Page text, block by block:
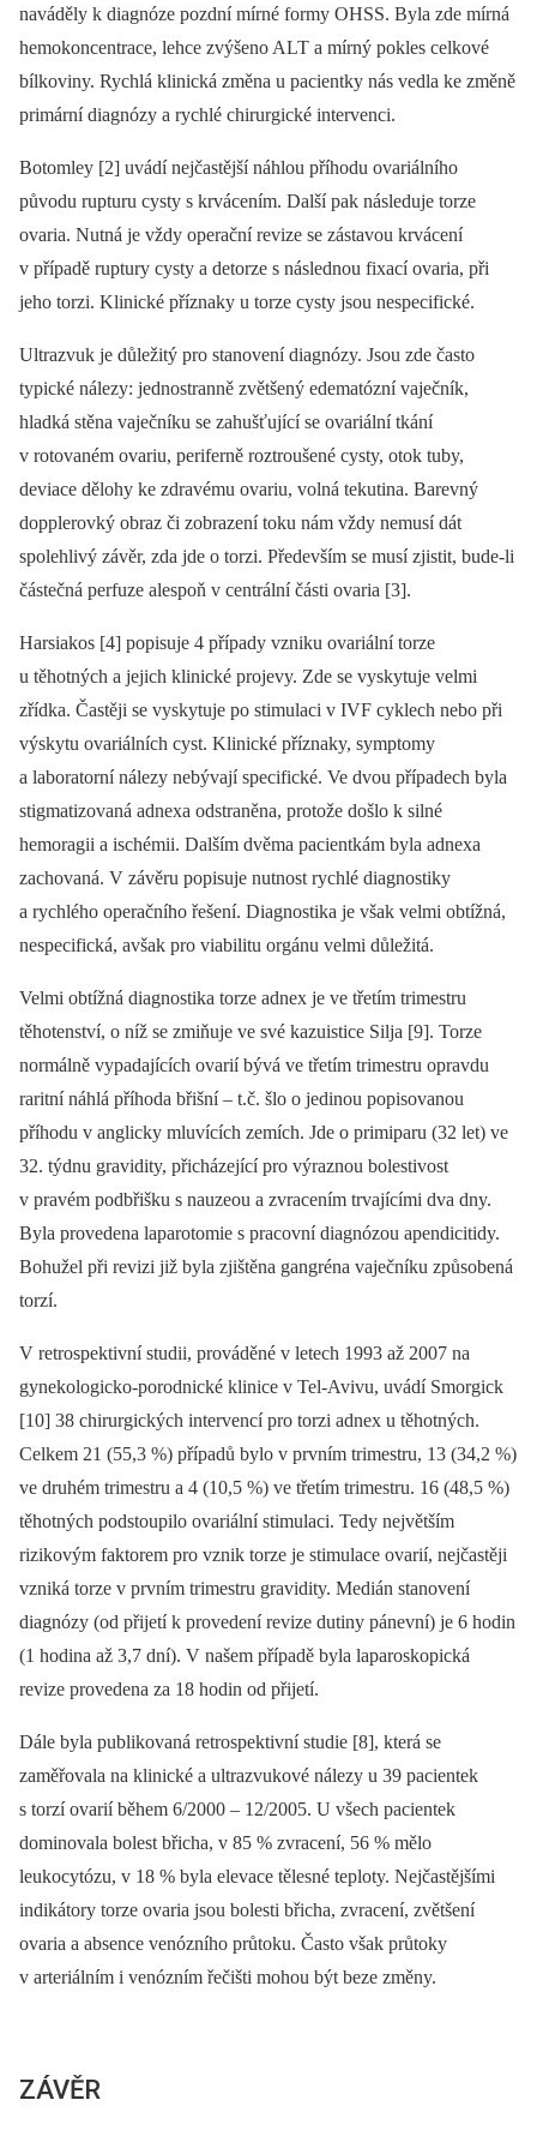
naváděly k diagnóze pozdní mírné formy OHSS. Byla zde mírná
hemokoncentrace, lehce zvýšeno ALT a mírný pokles celkové
bílkoviny. Rychlá klinická změna u pacientky nás vedla ke změně
primární diagnózy a rychlé chirurgické intervenci.
Botomley [2] uvádí nejčastější náhlou příhodu ovariálního
původu rupturu cysty s krvácením. Další pak následuje torze
ovaria. Nutná je vždy operační revize se zástavou krvácení
v případě ruptury cysty a detorze s následnou fixací ovaria, při
jeho torzi. Klinické příznaky u torze cysty jsou nespecifické.
Ultrazvuk je důležitý pro stanovení diagnózy. Jsou zde často
typické nálezy: jednostranně zvětšený edematózní vaječník,
hladká stěna vaječníku se zahušťující se ovariální tkání
v rotovaném ovariu, periferně roztroušené cysty, otok tuby,
deviace dělohy ke zdravému ovariu, volná tekutina. Barevný
dopplerovký obraz či zobrazení toku nám vždy nemusí dát
spolehlivý závěr, zda jde o torzi. Především se musí zjistit, bude-li
částečná perfuze alespoň v centrální části ovaria [3].
Harsiakos [4] popisuje 4 případy vzniku ovariální torze
u těhotných a jejich klinické projevy. Zde se vyskytuje velmi
zřídka. Častěji se vyskytuje po stimulaci v IVF cyklech nebo při
výskytu ovariálních cyst. Klinické příznaky, symptomy
a laboratorní nálezy nebývají specifické. Ve dvou případech byla
stigmatizovaná adnexa odstraněna, protože došlo k silné
hemoragii a ischémii. Dalším dvěma pacientkám byla adnexa
zachovaná. V závěru popisuje nutnost rychlé diagnostiky
a rychlého operačního řešení. Diagnostika je však velmi obtížná,
nespecifická, avšak pro viabilitu orgánu velmi důležitá.
Velmi obtížná diagnostika torze adnex je ve třetím trimestru
těhotenství, o níž se zmiňuje ve své kazuistice Silja [9]. Torze
normálně vypadajících ovarií bývá ve třetím trimestru opravdu
raritní náhlá příhoda břišní –⁠ t.č. šlo o jedinou popisovanou
příhodu v anglicky mluvících zemích. Jde o primiparu (32 let) ve
32. týdnu gravidity, přicházející pro výraznou bolestivost
v pravém podbřišku s nauzeou a zvracením trvajícími dva dny.
Byla provedena laparotomie s pracovní diagnózou apendicitidy.
Bohužel při revizi již byla zjištěna gangréna vaječníku způsobená
torzí.
V retrospektivní studii, prováděné v letech 1993 až 2007 na
gynekologicko-porodnické klinice v Tel-Avivu, uvádí Smorgick
[10] 38 chirurgických intervencí pro torzi adnex u těhotných.
Celkem 21 (55,3 %) případů bylo v prvním trimestru, 13 (34,2 %)
ve druhém trimestru a 4 (10,5 %) ve třetím trimestru. 16 (48,5 %)
těhotných podstoupilo ovariální stimulaci. Tedy největším
rizikovým faktorem pro vznik torze je stimulace ovarií, nejčastěji
vzniká torze v prvním trimestru gravidity. Medián stanovení
diagnózy (od přijetí k provedení revize dutiny pánevní) je 6 hodin
(1 hodina až 3,7 dní). V našem případě byla laparoskopická
revize provedena za 18 hodin od přijetí.
Dále byla publikovaná retrospektivní studie [8], která se
zaměřovala na klinické a ultrazvukové nálezy u 39 pacientek
s torzí ovarií během 6/2000 –⁠ 12/2005. U všech pacientek
dominovala bolest břicha, v 85 % zvracení, 56 % mělo
leukocytózu, v 18 % byla elevace tělesné teploty. Nejčastějšími
indikátory torze ovaria jsou bolesti břicha, zvracení, zvětšení
ovaria a absence venózního průtoku. Často však průtoky
v arteriálním i venózním řečišti mohou být beze změny.
ZÁVĚR